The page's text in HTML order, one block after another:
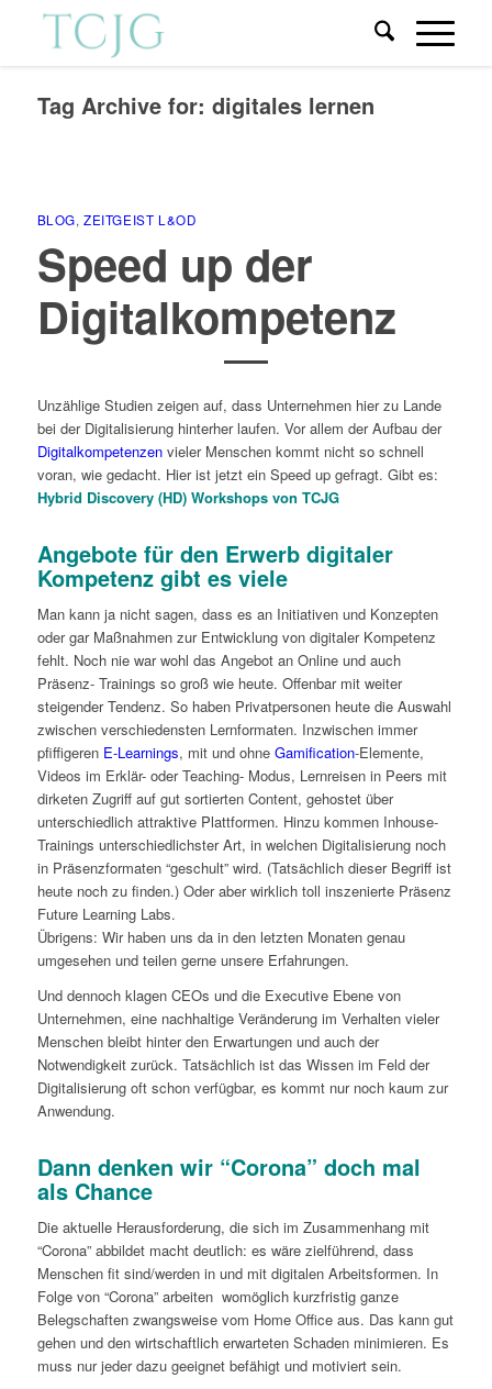
Tag Archive for: digitales lernen
BLOG,ZEITGEIST L&OD
Speed up der
Digitalkompetenz
Unzählige Studien zeigen auf, dass Unternehmen hier zu Lande
bei der Digitalisierung hinterher laufen. Vor allem der Aufbau der
Digitalkompetenzen vieler Menschen kommt nicht so schnell
voran, wie gedacht. Hier ist jetzt ein Speed up gefragt. Gibt es:
Hybrid Discovery (HD) Workshops von TCJG
Angebote für den Erwerb digitaler
Kompetenz gibt es viele
Man kann ja nicht sagen, dass es an Initiativen und Konzepten
oder gar Maßnahmen zur Entwicklung von digitaler Kompetenz
fehlt. Noch nie war wohl das Angebot an Online und auch
Präsenz- Trainings so groß wie heute. Offenbar mit weiter
steigender Tendenz. So haben Privatpersonen heute die Auswahl
zwischen verschiedensten Lernformaten. Inzwischen immer
pfiffigerenE-Learnings, mit und ohne Gamification-Elemente,
Videos im Erklär- oder Teaching- Modus, Lernreisen in Peers mit
dirketen Zugriff auf gut sortierten Content, gehostet über
unterschiedlich attraktive Plattformen. Hinzu kommen Inhouse-
Trainings unterschiedlichster Art, in welchen Digitalisierung noch
in Präsenzformaten “geschult” wird. (Tatsächlich dieser Begriff ist
heute noch zu finden.) Oder aber wirklich toll inszenierte Präsenz
Future Learning Labs.
Übrigens: Wir haben uns da in den letzten Monaten genau
umgesehen und teilen gerne unsere Erfahrungen.
Und dennoch klagen CEOs und die Executive Ebene von
Unternehmen, eine nachhaltige Veränderung im Verhalten vieler
Menschen bleibt hinter den Erwartungen und auch der
Notwendigkeit zurück. Tatsächlich ist das Wissen im Feld der
Digitalisierung oft schon verfügbar, es kommt nur noch kaum zur
Anwendung.
Dann denken wir “Corona” doch mal
als Chance
Die aktuelle Herausforderung, die sich im Zusammenhang mit
“Corona” abbildet macht deutlich: es wäre zielführend, dass
Menschen fit sind/werden in und mit digitalen Arbeitsformen. In
Folge von “Corona” arbeiten womöglich kurzfristig ganze
Belegschaften zwangsweise vom Home Office aus. Das kann gut
gehen und den wirtschaftlich erwarteten Schaden minimieren. Es
muss nur jeder dazu geeignet befähigt und motiviert sein.